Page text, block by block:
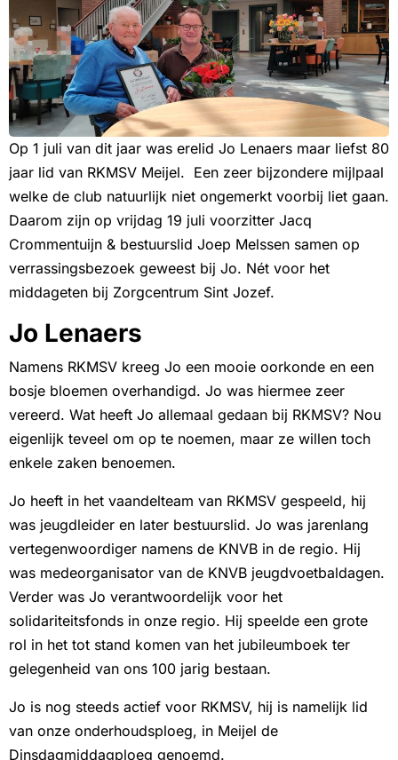
Op 1 juli van dit jaar was erelid Jo Lenaers maar liefst 80
jaar lid van RKMSV Meijel. Een zeer bijzondere mijlpaal
welke de club natuurlijk niet ongemerkt voorbij liet gaan.
Daarom zijn op vrijdag 19 juli voorzitter Jacq
Crommentuijn & bestuurslid Joep Melssen samen op
verrassingsbezoek geweest bij Jo. Nét voor het
middageten bij Zorgcentrum Sint Jozef.
Jo Lenaers
Namens RKMSV kreeg Jo een mooie oorkonde en een
bosje bloemen overhandigd. Jo was hiermee zeer
vereerd. Wat heeft Jo allemaal gedaan bij RKMSV? Nou
eigenlijk teveel om op te noemen, maar ze willen toch
enkele zaken benoemen.
Jo heeft in het vaandelteam van RKMSV gespeeld, hij
was jeugdleider en later bestuurslid. Jo was jarenlang
vertegenwoordiger namens de KNVB in de regio. Hij
was medeorganisator van de KNVB jeugdvoetbaldagen.
Verder was Jo verantwoordelijk voor het
solidariteitsfonds in onze regio. Hij speelde een grote
rol in het tot stand komen van het jubileumboek ter
gelegenheid van ons 100 jarig bestaan.
Jo is nog steeds actief voor RKMSV, hij is namelijk lid
van onze onderhoudsploeg, in Meijel de
Dinsdagmiddagploeg genoemd.